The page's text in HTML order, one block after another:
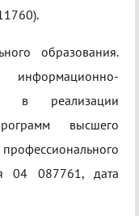
образования.
в реализации
высшего
04 087761, дата